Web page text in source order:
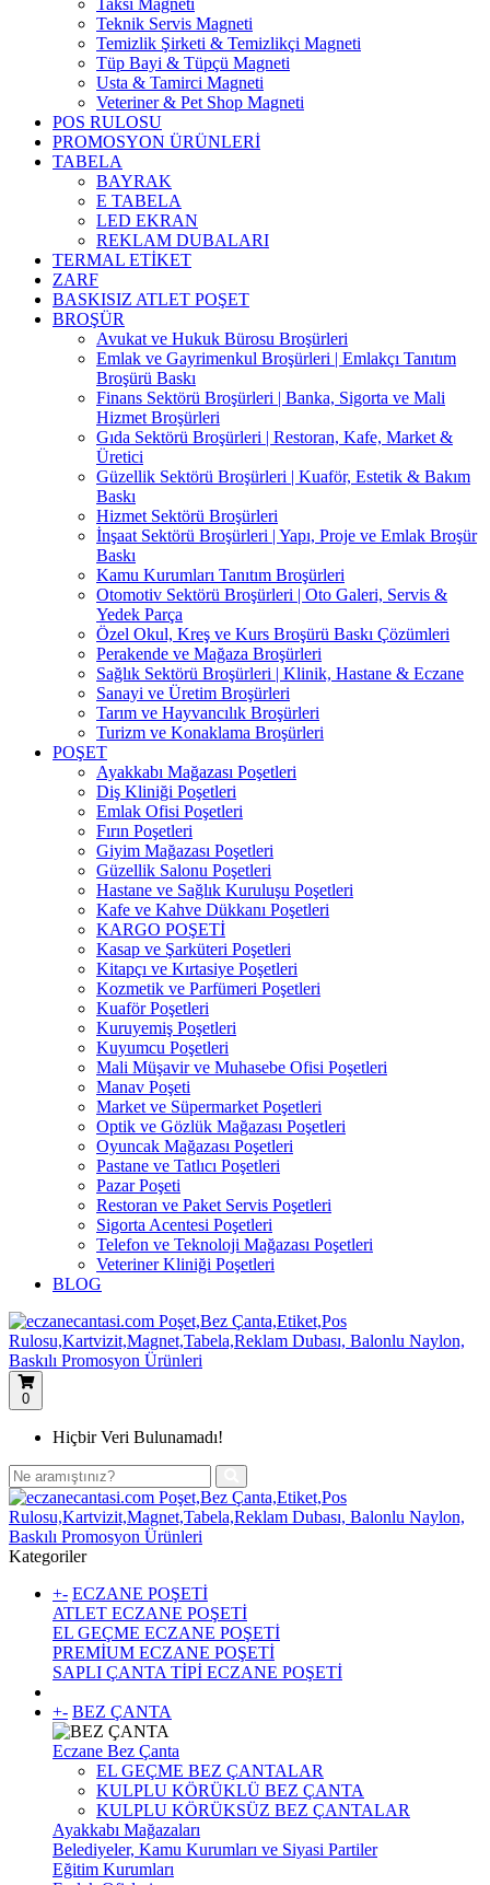
Taksi Magneti
Teknik Servis Magneti
Temizlik Şirketi & Temizlikçi Magneti
Tüp Bayi & Tüpçü Magneti
Usta & Tamirci Magneti
Veteriner & Pet Shop Magneti
POS RULOSU
PROMOSYON ÜRÜNLERİ
TABELA
BAYRAK
E TABELA
LED EKRAN
REKLAM DUBALARI
TERMAL ETİKET
ZARF
BASKISIZ ATLET POŞET
BROŞÜR
Avukat ve Hukuk Bürosu Broşürleri
Emlak ve Gayrimenkul Broşürleri | Emlakçı Tanıtım
Broşürü Baskı
Finans Sektörü Broşürleri | Banka, Sigorta ve Mali
Hizmet Broşürleri
Gıda Sektörü Broşürleri | Restoran, Kafe, Market &
Üretici
Güzellik Sektörü Broşürleri | Kuaför, Estetik & Bakım
Baskı
Hizmet Sektörü Broşürleri
İnşaat Sektörü Broşürleri | Yapı, Proje ve Emlak Broşür
Baskı
Kamu Kurumları Tanıtım Broşürleri
Otomotiv Sektörü Broşürleri | Oto Galeri, Servis &
Yedek Parça
Özel Okul, Kreş ve Kurs Broşürü Baskı Çözümleri
Perakende ve Mağaza Broşürleri
Sağlık Sektörü Broşürleri | Klinik, Hastane & Eczane
Sanayi ve Üretim Broşürleri
Tarım ve Hayvancılık Broşürleri
Turizm ve Konaklama Broşürleri
POŞET
Ayakkabı Mağazası Poşetleri
Diş Kliniği Poşetleri
Emlak Ofisi Poşetleri
Fırın Poşetleri
Giyim Mağazası Poşetleri
Güzellik Salonu Poşetleri
Hastane ve Sağlık Kuruluşu Poşetleri
Kafe ve Kahve Dükkanı Poşetleri
KARGO POŞETİ
Kasap ve Şarküteri Poşetleri
Kitapçı ve Kırtasiye Poşetleri
Kozmetik ve Parfümeri Poşetleri
Kuaför Poşetleri
Kuruyemiş Poşetleri
Kuyumcu Poşetleri
Mali Müşavir ve Muhasebe Ofisi Poşetleri
Manav Poşeti
Market ve Süpermarket Poşetleri
Optik ve Gözlük Mağazası Poşetleri
Oyuncak Mağazası Poşetleri
Pastane ve Tatlıcı Poşetleri
Pazar Poşeti
Restoran ve Paket Servis Poşetleri
Sigorta Acentesi Poşetleri
Telefon ve Teknoloji Mağazası Poşetleri
Veteriner Kliniği Poşetleri
BLOG
0
Hiçbir Veri Bulunamadı!
Kategoriler
+- ECZANE POŞETİ
ATLET ECZANE POŞETİ
EL GEÇME ECZANE POŞETİ
PREMİUM ECZANE POŞETİ
SAPLI ÇANTA TİPİ ECZANE POŞETİ
+- BEZ ÇANTA
Eczane Bez Çanta
EL GEÇME BEZ ÇANTALAR
KULPLU KÖRÜKLÜ BEZ ÇANTA
KULPLU KÖRÜKSÜZ BEZ ÇANTALAR
Ayakkabı Mağazaları
Belediyeler, Kamu Kurumları ve Siyasi Partiler
Eğitim Kurumları